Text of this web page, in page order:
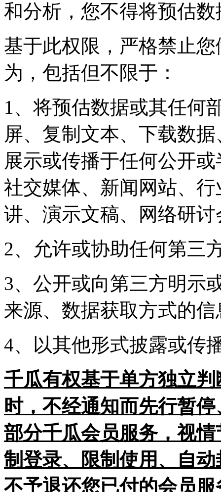
和分析，您不得将预估
基于此权限，严格禁止
为，包括但不限于：
1、将预估数据或其任何
屏、复制文本、下载数
展示或传播于任何公开
社交媒体、新闻网站、
讲、演示文稿、网络研
2、允许或协助任何第三
3、公开或向第三方明示
来源、数据获取方式的信
4、以其他形式披露或传
千瓜有权基于单方独立
时，不经通知而先行暂
部分千瓜会员服务，视
制登录、限制使用、自
不予退还您已付的会员